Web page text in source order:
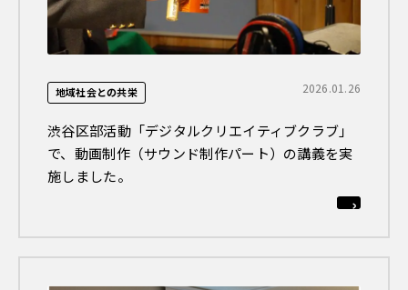
地域社会との共栄 2026.01.26
渋谷区部活動「デジタルクリエイティブクラブ」
で、動画制作（サウンド制作パート）の講義を実
施しました。